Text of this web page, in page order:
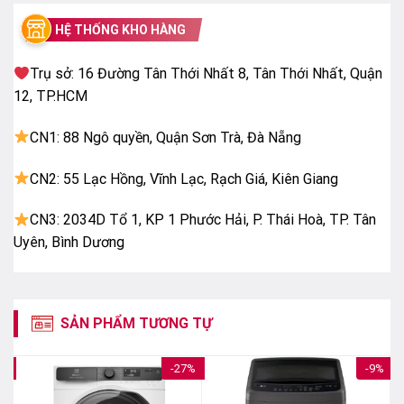
Vệ sinh lồng giặt hạn chế vi khuẩn, nấm mốc
Máy giặt sử dụng lâu ngày sẽ dễ tích tụ vi khuẩn,
năng vệ sinh lồng giặt để loại bỏ vi khuẩn và cặn bẩn
nước giặt tốt nhất cho quần áo.
HỆ THỐNG KHO HÀNG
Trụ sở: 16 Đường Tân Thới Nhất 8, Tân Thới Nhất, Quận
12, TP.HCM
CN1: 88 Ngô quyền, Quận Sơn Trà, Đà Nẵng
CN2: 55 Lạc Hồng, Vĩnh Lạc, Rạch Giá, Kiên Giang
CN3: 2034D Tổ 1, KP 1 Phước Hải, P. Thái Hoà, TP. Tân
Uyên, Bình Dương
SẢN PHẨM TƯƠNG TỰ
-27% -9%